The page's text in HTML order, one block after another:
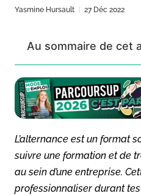
Yasmine Hursault 27 Déc 2022
Au sommaire de cet
L’alternance est un format
suivre une formation et de
au sein d’une entreprise.
professionnaliser durant